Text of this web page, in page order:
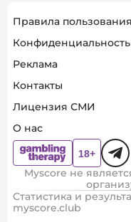
Правила
Конфиденциальность
Реклама
Контакты
Лицензия СМИ
О нас
Myscore не
Статистика и
myscore.club